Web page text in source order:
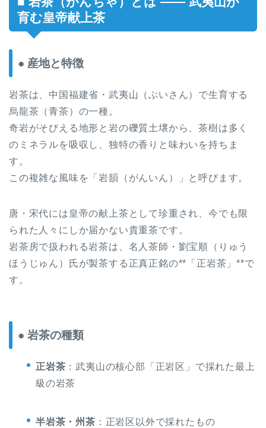
育む皇帝献上茶
● 産地と特徴
岩茶は、中国福建省・武夷山（ぶいさん）で生育する
烏龍茶（青茶）の一種。
奇岩がそびえる地形と岩の礫質土壌から、茶樹は多く
のミネラルを吸収し、独特の香りと味わいを持ちま
す。
この複雑な風味を「岩韻（がんいん）」と呼びます。
唐・宋代には皇帝の献上茶として珍重され、今でも限
られた人々にしか届かない貴重茶です。
岩茶房で扱われる岩茶は、名人茶師・劉宝順（りゅう
ほうじゅん）氏が製茶する正真正銘の**「正岩茶」**で
す。
● 岩茶の種類
正岩茶 ：武夷山の核心部「正岩区」で採れた最上
級の岩茶
半岩茶・州茶 ：正岩区以外で採れたもの